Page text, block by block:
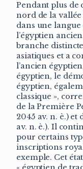
Pendant plus de
nord de la
dans une
l’égyptien
branche
asiatiques et a
l’ancien
égyptien, le
égyptien,
classique »,
de la Première
2045 av. n. è.)
av. n. è.). Il
pour certains
inscriptions
exemple. Cet